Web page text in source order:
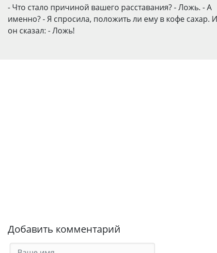
- Что стало причиной вашего расставания? - Ложь. - А
именно? - Я спросила, положить ли ему в кофе сахар. И
он сказал: - Ложь!
Добавить комментарий